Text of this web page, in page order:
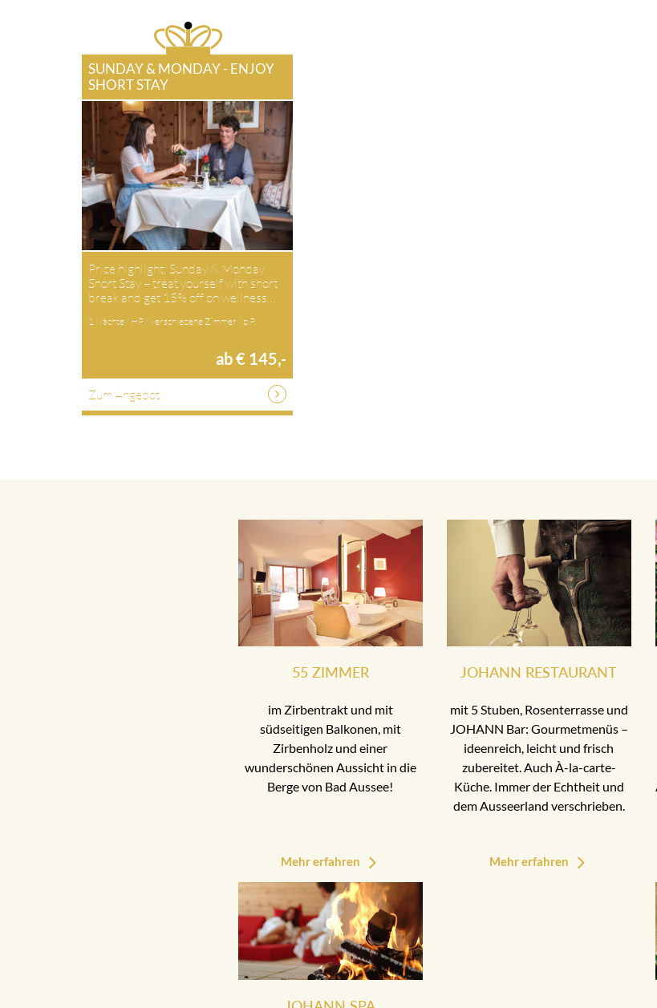
SUNDAY & MONDAY - ENJOY
SHORT STAY
Price highlight: Sunday & Monday
Short Stay – treat yourself with short
break and get 15% off on wellness…
1 Nächte / HP / verschiedene Zimmer / p.P.
ab € 145,-
Zum Angebot
55 ZIMMER
im Zirbentrakt und mit
südseitigen Balkonen, mit
Zirbenholz und einer
wunderschönen Aussicht in die
Berge von Bad Aussee!
Mehr erfahren
JOHANN RESTAURANT
mit 5 Stuben, Rosenterrasse und
JOHANN Bar: Gourmetmenüs –
ideenreich, leicht und frisch
zubereitet. Auch À-la-carte-
Küche. Immer der Echtheit und
dem Ausseerland verschrieben.
Mehr erfahren